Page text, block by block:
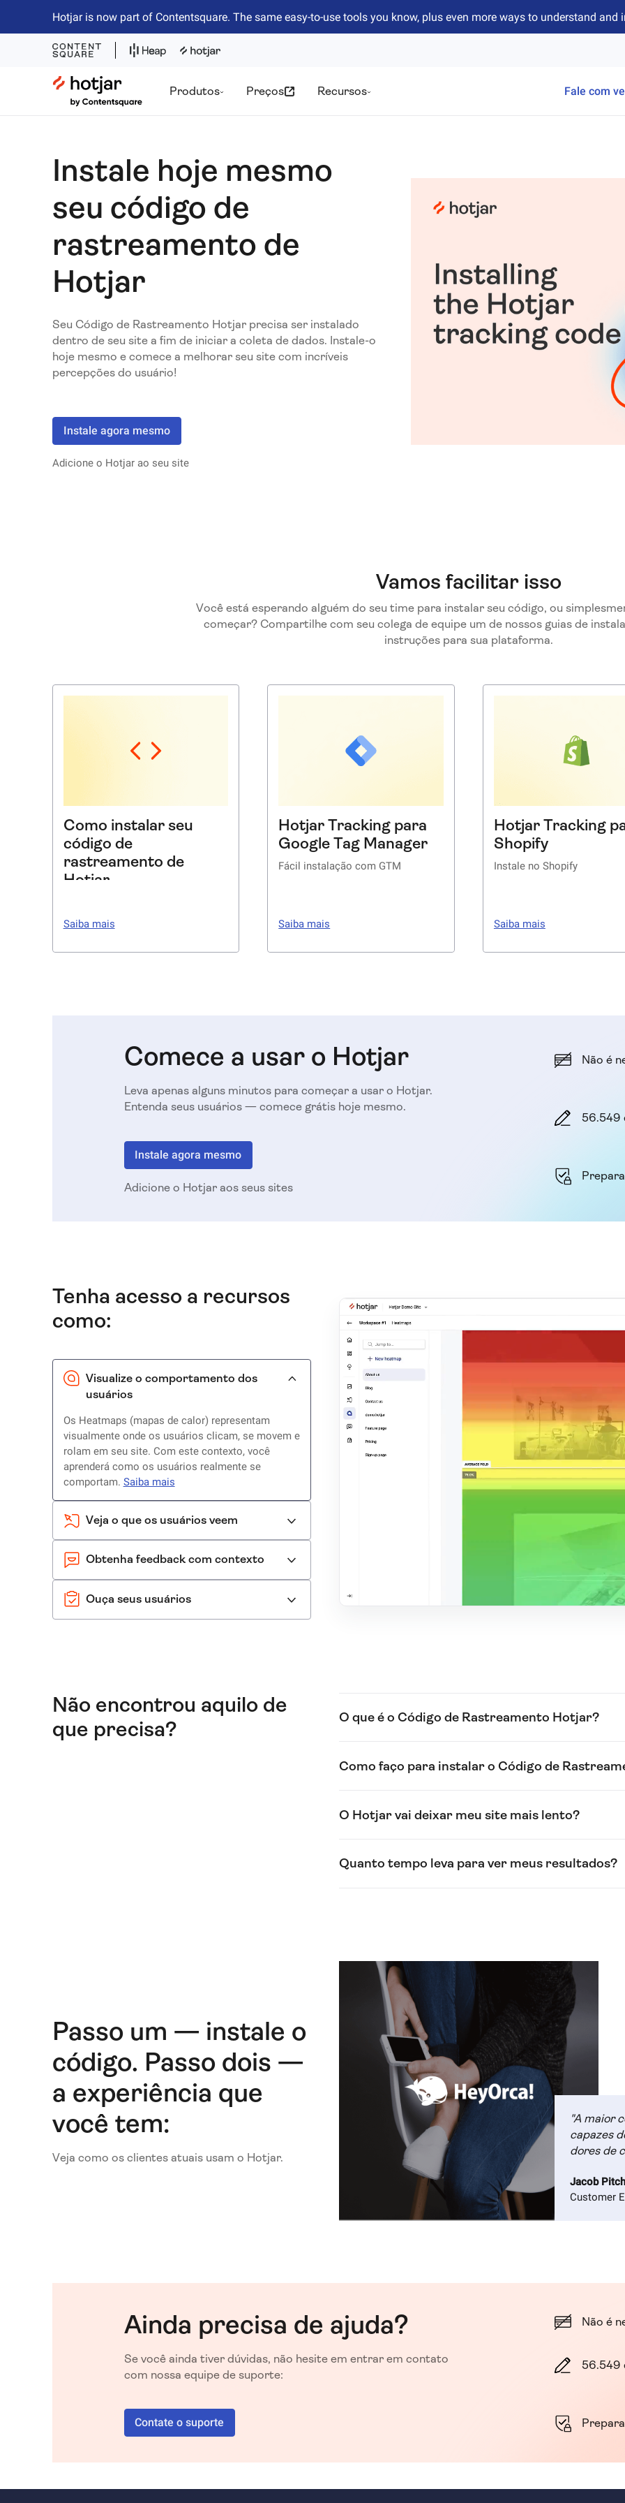
Hotjar is now part of Contentsquare. The same easy-to-use tools you know, plus even more ways to understand and
Hotjar Logo
Produtos Preços Recursos Fale com
Instale hoje mesmo
seu código de
rastreamento de
Hotjar
Seu Código de Rastreamento Hotjar precisa ser instalado
dentro de seu site a fim de iniciar a coleta de dados. Instale-o
hoje mesmo e comece a melhorar seu site com incríveis
percepções do usuário!
Instale agora mesmo
Adicione o Hotjar ao seu site
Vamos facilitar isso
Você está esperando alguém do seu time para instalar seu código, ou
começar? Compartilhe com seu colega de equipe um de nossos guias de
instruções para sua plataforma.
Como instalar seu
código de
rastreamento de
Hotjar
Saiba mais
Hotjar Tracking para
Google Tag Manager
Fácil instalação com GTM
instalar o Hotjar com GTM –
Saiba mais
Hotjar Tracking
Shopify
Instale no Shopify
fácil, passo a passo, sobre
seu site Shopify.
Saiba mais
Comece a usar o Hotjar
Leva apenas alguns minutos para começar a usar o Hotjar.
Entenda seus usuários — comece grátis hoje mesmo.
Instale agora mesmo
Adicione o Hotjar aos seus sites
Não é
56.549
Tenha acesso a recursos
como:
Visualize o comportamento dos
usuários
Os Heatmaps (mapas de calor) representam
visualmente onde os usuários clicam, se movem e
rolam em seu site. Com este contexto, você
aprenderá como os usuários realmente se
comportam. Saiba mais
Veja o que os usuários veem
Obtenha feedback com contexto
Ouça seus usuários
Não encontrou aquilo de
que precisa?
O que é o Código de Rastreamento Hotjar?
Como faço para instalar o Código de
O Hotjar vai deixar meu site mais lento?
Quanto tempo leva para ver meus resultados?
Passo um — instale o
código. Passo dois —
a experiência que
você tem:
Veja como os clientes atuais usam o Hotjar.
"A maior
capazes
dores de
Jacob
Customer
Ainda precisa de ajuda?
Se você ainda tiver dúvidas, não hesite em entrar em contato
com nossa equipe de suporte:
Contate o suporte
Não é
56.549